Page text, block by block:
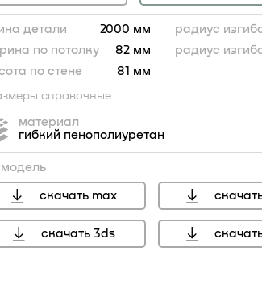
детали
2000 мм
по потолку
82 мм
по стене
81 мм
радиус
радиус
справочные
материал
гибкий пенополиуретан
скачать max
скачать 3ds